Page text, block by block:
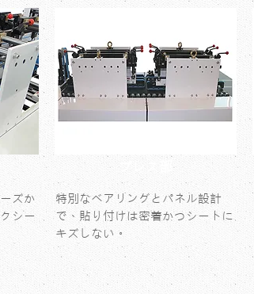
ズか
シー
プレス部
特別なベアリングとパネル設計
で、貼り付けは密着かつシートに
キズしない。